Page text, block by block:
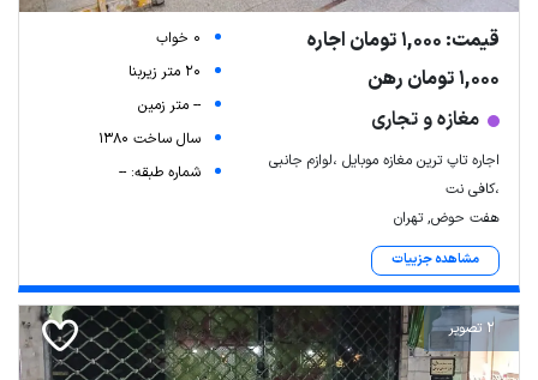
قیمت: 1,000 تومان اجاره
1,000 تومان رهن
مغازه و تجاری
اجاره تاپ ترین مغازه موبایل ،لوازم جانبی
،کافی نت
هفت حوض, تهران
مشاهده جزییات
0 خواب
20 متر زیربنا
-- متر زمین
سال ساخت 1380
شماره طبقه: --
2 تصویر